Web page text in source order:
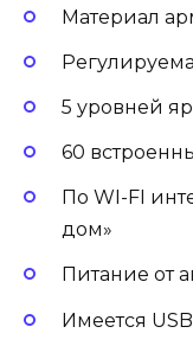
Материал
5 уровней
60
По WI-FI
дом»
Питание от
Имеется